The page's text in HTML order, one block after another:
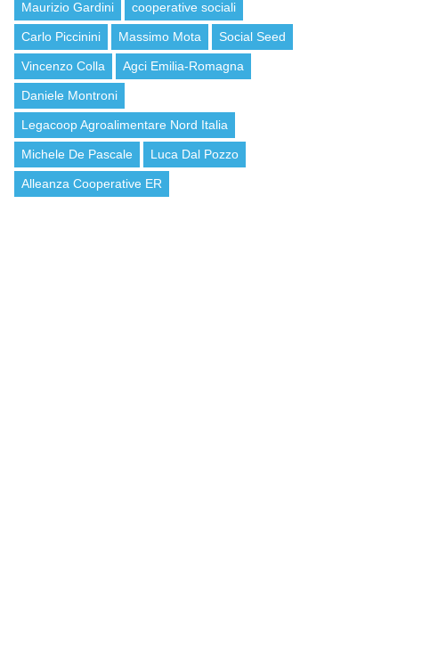
Maurizio Gardini cooperative sociali
Carlo Piccinini Massimo Mota Social Seed
Vincenzo Colla Agci Emilia-Romagna
Daniele Montroni
Legacoop Agroalimentare Nord Italia
Michele De Pascale Luca Dal Pozzo
Alleanza Cooperative ER